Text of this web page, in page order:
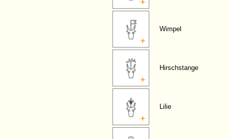
Wimpel
Hirschstange
Lilie